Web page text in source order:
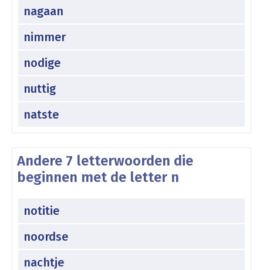
nagaan
nimmer
nodige
nuttig
natste
Andere 7 letterwoorden die
beginnen met de letter n
notitie
noordse
nachtje